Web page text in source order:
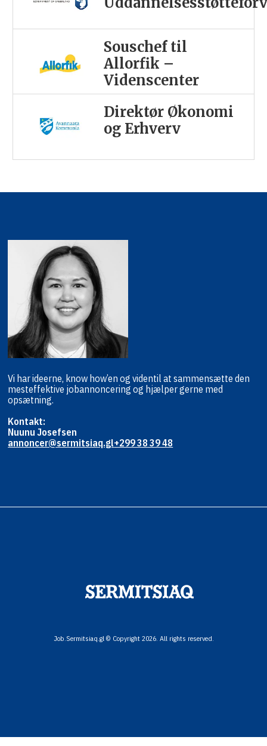
Souschef til
Allorfik –
Videnscenter
Direktør Økonomi
og Erhverv
Vi har ideerne, know how’en og videntil at sammensætte den
mesteffektive jobannoncering og hjælpergerne med
opsætning.
Kontakt:
Nuunu Josefsen
annoncer@sermitsiaq.gl+299 38 39 48
Job.Sermitsiaq.gl © Copyright 2026. All rights reserved.